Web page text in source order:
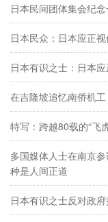
日本民间团体集会纪
日本民众：日本应正
日本有识之士：日本
在吉隆坡追忆南侨机工
特写：跨越80载的“飞
多国媒体人士在南京
种是人间正道
日本有识之士反对政